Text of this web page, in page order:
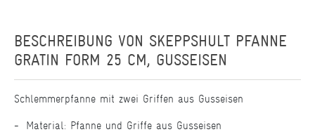
BESCHREIBUNG VON SKEPPSHULT PFANNE
GRATIN FORM 25 CM, GUSSEISEN
Schlemmerpfanne mit zwei Griffen aus Gusseisen
Material: Pfanne und Griffe aus Gusseisen